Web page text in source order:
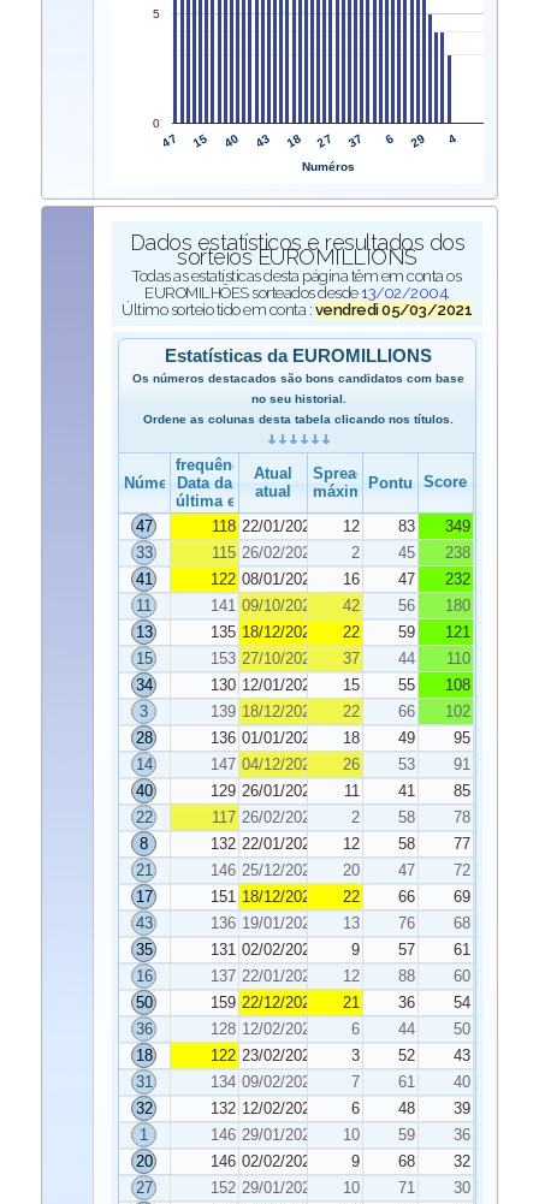
47 15 40 43 18 27 37 6 29 4
0
5
Numéros
Dados estatísticos e resultados dos
sorteios EUROMILLIONS
Todas as estatísticas desta página têm em conta os
EUROMILHÕES sorteados desde 13/02/2004.
Último sorteio tido em conta : vendredi 05/03/2021
Estatísticas da EUROMILLIONS
Os números destacados são bons candidatos com base
no seu historial.
Ordene as colunas desta tabela clicando nos títulos.
Número
frequência
Data da
última edição
Atual
atual
Spread
máximoPontuaçãoScore
47 118 22/01/2021 12 83
349
33
115 26/02/2021 2 45
238
41
122 08/01/2021 16 47
232
11
141 09/10/2020 42 56
180
13
135 18/12/2020 22 59
121
15
153 27/10/2020 37 44
110
34
130 12/01/2021 15 55
108
3
139 18/12/2020 22 66
102
28
136 01/01/2021 18 49
95
14
147 04/12/2020 26 53
91
40
129 26/01/2021 11 41
85
22
117 26/02/2021 2 58
78
8
132 22/01/2021 12 58
77
21
146 25/12/2020 20 47
72
17
151 18/12/2020 22 66
69
43
136 19/01/2021 13 76
68
35
131 02/02/2021 9 57
61
16
137 22/01/2021 12 88
60
50
159 22/12/2020 21 36
54
36
128 12/02/2021 6 44
50
18
122 23/02/2021 3 52
43
31
134 09/02/2021 7 61
40
32
132 12/02/2021 6 48
39
1
146 29/01/2021 10 59
36
20
146 02/02/2021 9 68
32
27
152 29/01/2021 10 71
30